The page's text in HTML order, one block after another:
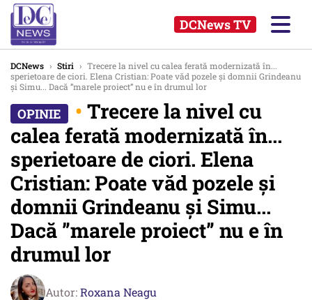
DCNews TV
DCNews › Stiri › Trecere la nivel cu calea ferată modernizată în...
sperietoare de ciori. Elena Cristian: Poate văd pozele și domnii Grindeanu
și Simu... Dacă ”marele proiect” nu e în drumul lor
• Trecere la nivel cu
calea ferată modernizată în...
sperietoare de ciori. Elena
Cristian: Poate văd pozele și
domnii Grindeanu și Simu...
Dacă ”marele proiect” nu e în
drumul lor
Autor:Roxana Neagu